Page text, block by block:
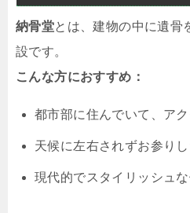
納骨堂とは、建物の中に遺骨
設です。
こんな方におすすめ：
都市部に住んでいて、ア
天候に左右されずお参り
現代的でスタイリッシュ